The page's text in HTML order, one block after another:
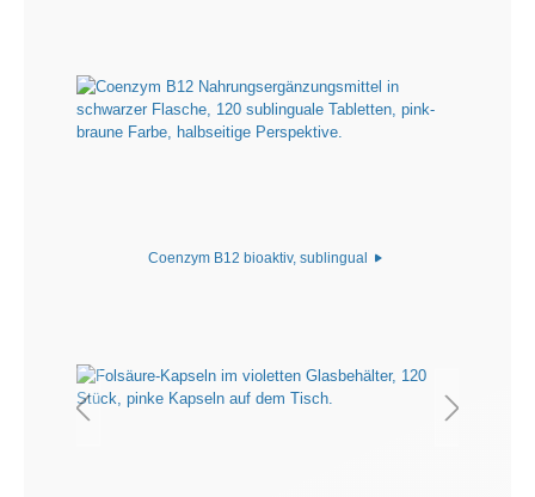
Coenzym B12 bioaktiv, sublingual